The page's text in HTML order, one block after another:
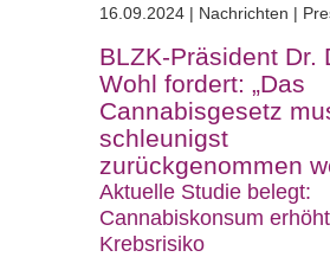
16.09.2024 | Nachrichten |
BLZK-Präsident Dr.
Wohl fordert: „Das
Cannabisgesetz
schleunigst
zurückgenommen
Aktuelle Studie belegt:
Cannabiskonsum
Krebsrisiko